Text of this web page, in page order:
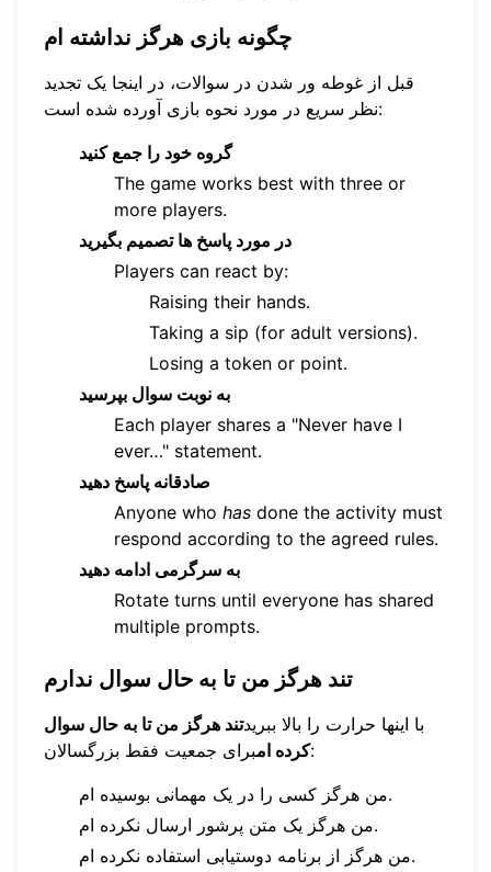
چگونه بازی هرگز نداشته ام
قبل از غوطه ور شدن در سوالات، در اینجا یک تجدید
نظر سریع در مورد نحوه بازی آورده شده است:
گروه خود را جمع کنید
The game works best with three or
more players.
در مورد پاسخ ها تصمیم بگیرید
Players can react by:
Raising their hands.
Taking a sip (for adult versions).
Losing a token or point.
به نوبت سوال بپرسید
Each player shares a "Never have I
ever…" statement.
صادقانه پاسخ دهید
Anyone who has done the activity must
respond according to the agreed rules.
به سرگرمی ادامه دهید
Rotate turns until everyone has shared
multiple prompts.
تند هرگز من تا به حال سوال ندارم
با اینها حرارت را بالا ببریدتند هرگز من تا به حال سوال
کرده امبرای جمعیت فقط بزرگسالان:
من هرگز کسی را در یک مهمانی بوسیده ام.
من هرگز یک متن پرشور ارسال نکرده ام.
من هرگز از برنامه دوستیابی استفاده نکرده ام.